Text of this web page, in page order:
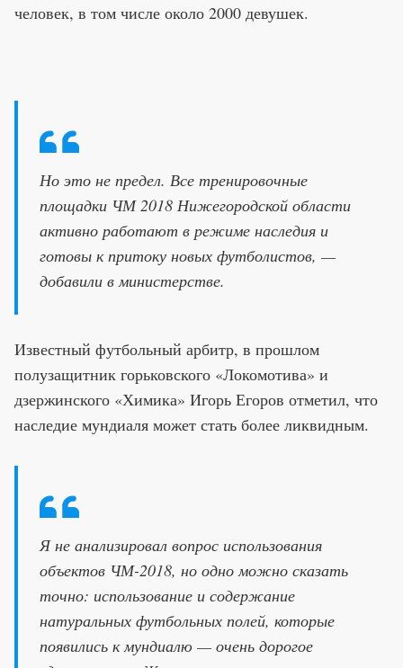
человек, в том числе около 2000 девушек.
Но это не предел. Все тренировочные
площадки ЧМ 2018 Нижегородской области
активно работают в режиме наследия и
готовы к притоку новых футболистов, —
добавили в министерстве.
Известный футбольный арбитр, в прошлом
полузащитник горьковского «Локомотива» и
дзержинского «Химика» Игорь Егоров отметил, что
наследие мундиаля может стать более ликвидным.
Я не анализировал вопрос использования
объектов ЧМ-2018, но одно можно сказать
точно: использование и содержание
натуральных футбольных полей, которые
появились к мундиалю — очень дорогое